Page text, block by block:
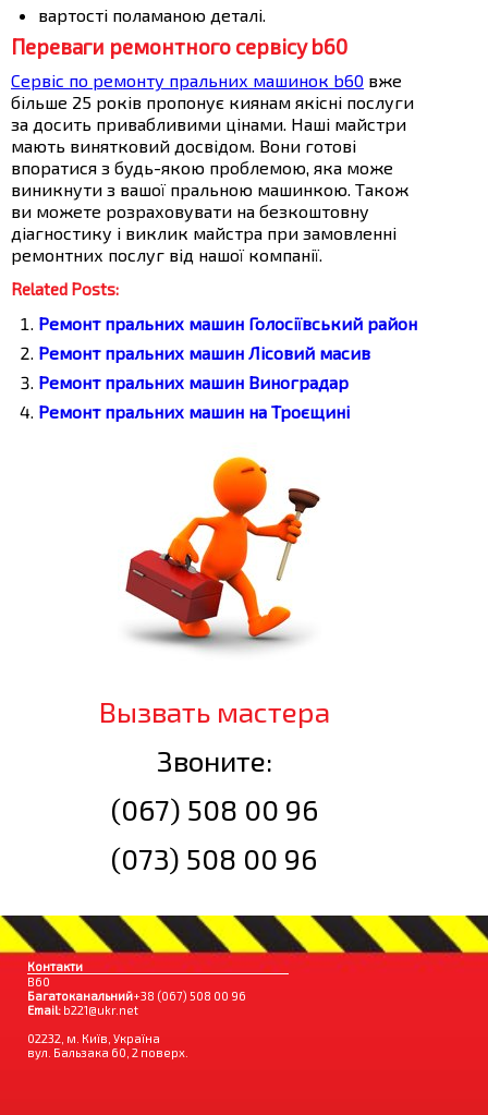
вартості поламаною деталі.
Переваги ремонтного сервісу b60
Сервіс по ремонту пральних машинок b60 вже
більше 25 років пропонує киянам якісні послуги
за досить привабливими цінами. Наші майстри
мають винятковий досвідом. Вони готові
впоратися з будь-якою проблемою, яка може
виникнути з вашої пральною машинкою. Також
ви можете розраховувати на безкоштовну
діагностику і виклик майстра при замовленні
ремонтних послуг від нашої компанії.
Related Posts:
Ремонт пральних машин Голосіївський район
Ремонт пральних машин Лісовий масив
Ремонт пральних машин Виноградар
Ремонт пральних машин на Троєщині
Вызвать мастера
Звоните:
(067) 508 00 96
(073) 508 00 96
Контакти
B60
Багатоканальний+38 (067) 508 00 96
Email: b221@ukr.net
02232, м. Київ, Україна
вул. Бальзака 60, 2 поверх.